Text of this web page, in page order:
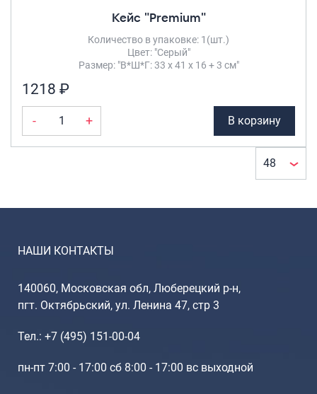
Кейс "Premium"
Количество в упаковке: 1(шт.)
Цвет: "Серый"
Размер: "В*Ш*Г: 33 х 41 х 16 + 3 см"
1218 ₽
- + В корзину
НАШИ КОНТАКТЫ
140060, Московская обл, Люберецкий р-н,
пгт. Октябрьский, ул. Ленина 47, стр 3
Тел.: +7 (495) 151-00-04
пн-пт 7:00 - 17:00 сб 8:00 - 17:00 вс выходной